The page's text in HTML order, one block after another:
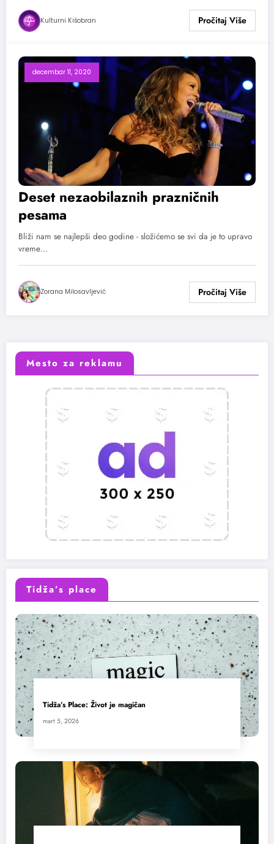
Kulturni Kišobran
decembar 11, 2020
Deset nezaobilaznih prazničnih
pesama
Bliži nam se najlepši deo godine - složićemo se svi da je to upravo
vreme…
Zorana Milosavljević
Mesto za reklamu
Tidža’s place
Tidža’s Place: Život je magičan
mart 5, 2026